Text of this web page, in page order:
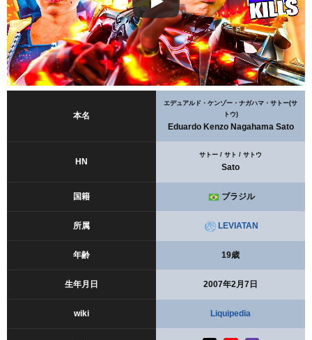
本名
エデュアルド・ケンゾー・ナガハマ・サトー(サ
トウ)
Eduardo Kenzo Nagahama Sato
HN
サトー / サト / サトウ
Sato
国籍 ブラジル
所属 LEVIATAN
年齢 19歳
生年月日 2007年2月7日
wiki Liquipedia